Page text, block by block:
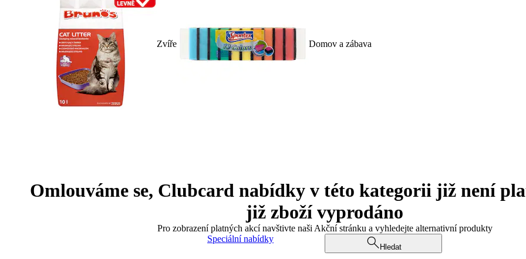
Zvíře Domov a zábava
Omlouváme se, Clubcard nabídky v této kategorii již není
již zboží vyprodáno
Pro zobrazení platných akcí navštivte naši Akční stránku a vyhledejte alternativní produkty
Speciální nabídky
Hledat